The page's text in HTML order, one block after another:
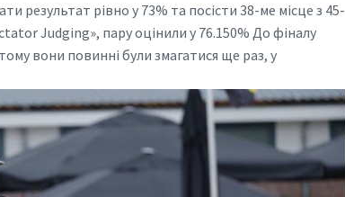
результат рівно у 73% та посісти 38-ме місце з 45-
Judging», пару оцінили у 76.150% До фіналу
вони повинні були змагатися ще раз, у